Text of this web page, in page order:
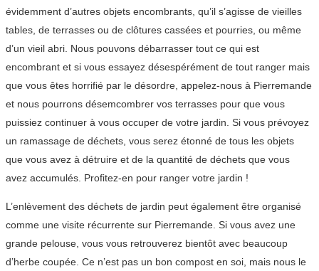
évidemment d’autres objets encombrants, qu’il s’agisse de vieilles
tables, de terrasses ou de clôtures cassées et pourries, ou même
d’un vieil abri. Nous pouvons débarrasser tout ce qui est
encombrant et si vous essayez désespérément de tout ranger mais
que vous êtes horrifié par le désordre, appelez-nous à Pierremande
et nous pourrons désemcombrer vos terrasses pour que vous
puissiez continuer à vous occuper de votre jardin. Si vous prévoyez
un ramassage de déchets, vous serez étonné de tous les objets
que vous avez à détruire et de la quantité de déchets que vous
avez accumulés. Profitez-en pour ranger votre jardin !
L’enlèvement des déchets de jardin peut également être organisé
comme une visite récurrente sur Pierremande. Si vous avez une
grande pelouse, vous vous retrouverez bientôt avec beaucoup
d’herbe coupée. Ce n’est pas un bon compost en soi, mais nous le